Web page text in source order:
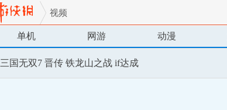
视频
单机 网游 动漫
三国无双7 晋传 铁龙山之战 if达成